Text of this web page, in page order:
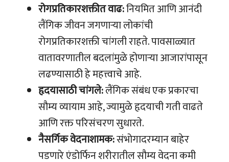
रोगप्रतिकारशक्तीत वाढ:नियमित आणि आनंदी
लैंगिक जीवन जगणाऱ्या लोकांची
रोगप्रतिकारशक्ती चांगली राहते. पावसाळ्यात
वातावरणातील बदलांमुळे होणाऱ्या आजारांपासून
लढण्यासाठी हे महत्त्वाचे आहे.
हृदयासाठी चांगले:लैंगिक संबंध एक प्रकारचा
सौम्य व्यायाम आहे, ज्यामुळे हृदयाची गती वाढते
आणि रक्त परिसंचरण सुधारते.
नैसर्गिक वेदनाशामक:संभोगादरम्यान बाहेर
पडणारे एंडोर्फिन शरीरातील सौम्य वेदना कमी